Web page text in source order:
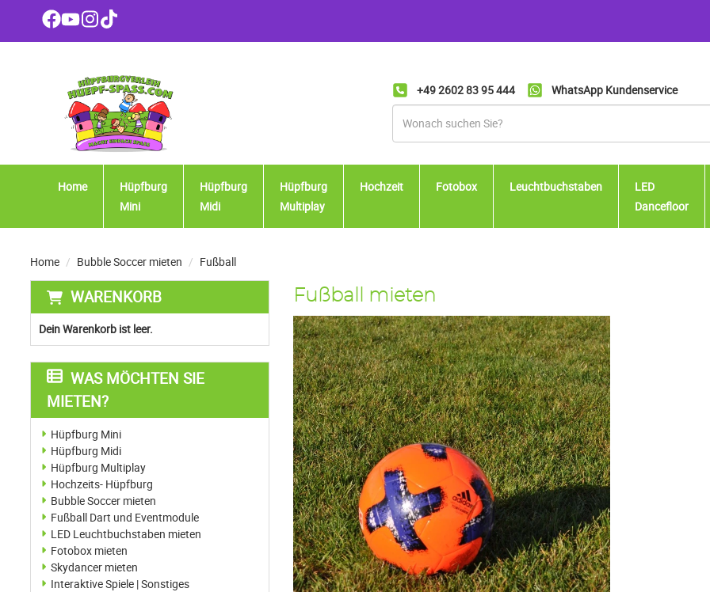
+49 2602 83 95 444 WhatsApp Kundenservice
Home
Hüpfburg
Mini
Hüpfburg
Midi
Hüpfburg
Multiplay
Hochzeit Fotobox Leuchtbuchstaben
LED
Dancefloor
Home Bubble Soccer mieten Fußball
WARENKORB
Dein Warenkorb ist leer.
WAS MÖCHTEN SIE
MIETEN?
Hüpfburg Mini
Hüpfburg Midi
Hüpfburg Multiplay
Hochzeits- Hüpfburg
Bubble Soccer mieten
Fußball Dart und Eventmodule
LED Leuchtbuchstaben mieten
Fotobox mieten
Skydancer mieten
Interaktive Spiele | Sonstiges
Fußball mieten